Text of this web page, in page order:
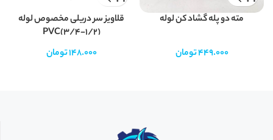
مته دو پله گشاد کن لوله
449.000تومان
قلاویز سر دریلی مخصوص لوله
PVC(3/4-1/2)
148.000تومان